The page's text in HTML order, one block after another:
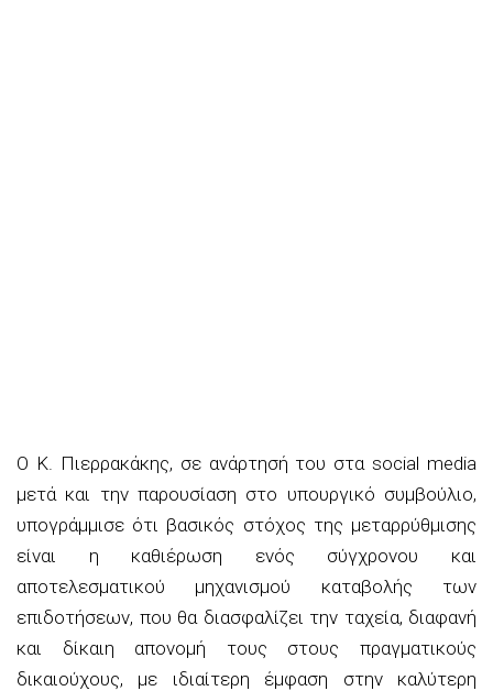
Ο Κ. Πιερρακάκης, σε ανάρτησή του στα social media
μετά και την παρουσίαση στο υπουργικό συμβούλιο,
υπογράμμισε ότι βασικός στόχος της μεταρρύθμισης
είναι η καθιέρωση ενός σύγχρονου και
αποτελεσματικού μηχανισμού καταβολής των
επιδοτήσεων, που θα διασφαλίζει την ταχεία, διαφανή
και δίκαιη απονομή τους στους πραγματικούς
δικαιούχους, με ιδιαίτερη έμφαση στην καλύτερη